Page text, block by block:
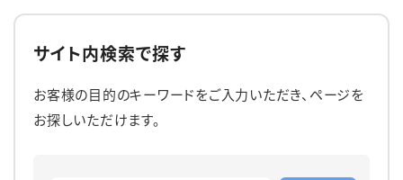
サイト内検索で探す
お客様の目的のキーワードをご入力いただき、ページを
お探しいただけます。